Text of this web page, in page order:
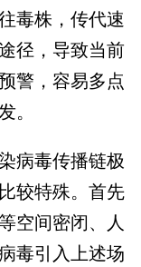
毒株，传代速
径，导致当前
警，容易多点
。
病毒传播链极
较特殊。首先
空间密闭、人
毒引入上述场